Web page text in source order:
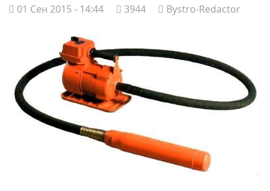
01 Сен 2015 - 14:44 3944 Bystro-Redactor